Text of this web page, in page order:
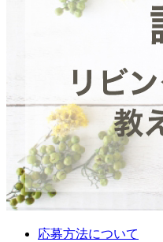
応募方法について